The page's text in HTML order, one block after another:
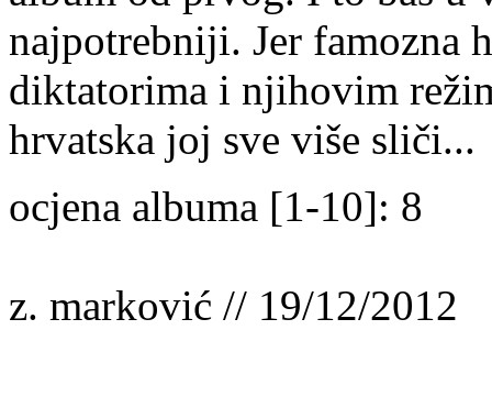
najpotrebniji. Jer famozna
diktatorima i njihovim
hrvatska joj sve više sliči...
ocjena albuma [1-10]: 8
z. marković // 19/12/2012